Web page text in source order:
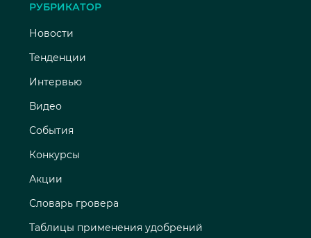
РУБРИКАТОР
Новости
Тенденции
Интервью
Видео
События
Конкурсы
Акции
Словарь гровера
Таблицы применения удобрений